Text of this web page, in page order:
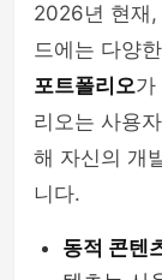
2026년 현재,
드에는 다양
포트폴리오가
리오는 사용
해 자신의 개
니다.
동적 콘텐